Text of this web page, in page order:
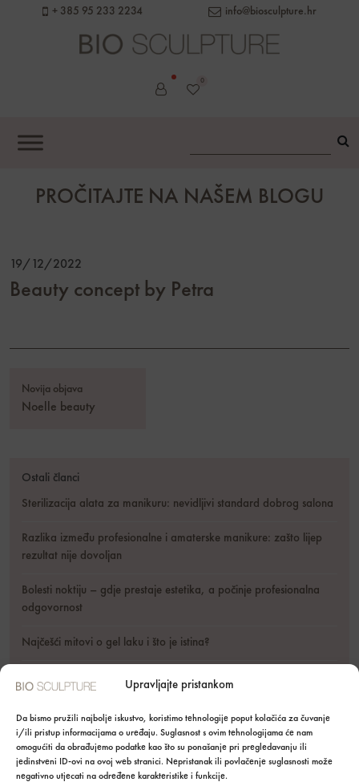
Upravljajte pristankom
Da bismo pružili najbolje iskustvo, koristimo tehnologije poput kolačića za čuvanje
i/ili pristup informacijama o uređaju. Suglasnost s ovim tehnologijama će nam
omogućiti da obrađujemo podatke kao što su ponašanje pri pregledavanju ili
jedinstveni ID-ovi na ovoj web stranici. Nepristanak ili povlačenje suglasnosti može
negativno utjecati na određene karakteristike i funkcije.
+ 385 95 233 2234 info@biosculpture.hr
0
PROČITAJTE NA NAŠEM BLOGU
19/12/2022
Beauty concept by Petra
Novija objava
Noelle beauty
Ostali članci
Sterilizacija alata za manikuru: nevidljivi standard dobrog salona
Razlika između profesionalne i amaterske manikure: zašto lijep
rezultat nije dovoljan
Bolesti noktiju – gdje prestaje estetika, a počinje profesionalna
odgovornost
Najčešći mitovi o gel laku i što je istina?
EU regulativa i zabrana pigmenta CI 77820 (mikrosrebro)